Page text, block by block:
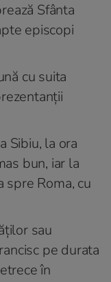
Sfânta
episcopi
cu suita
Sibiu, la ora
bun, iar la
spre Roma, cu
sau
pe durata
în